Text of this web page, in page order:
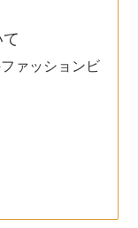
ァッションビ